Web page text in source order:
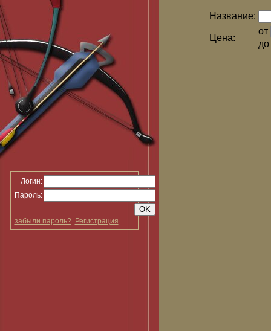
Логин:
Пароль:
забыли пароль? Регистрация
Название:
Цена:
от
до